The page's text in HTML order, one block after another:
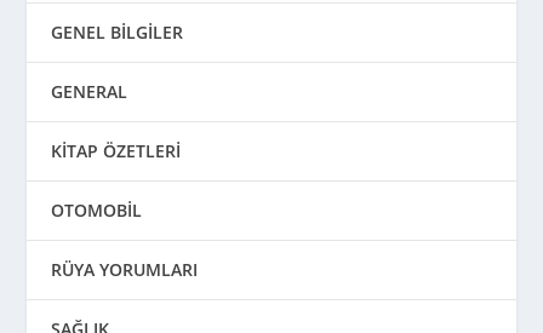
GENEL BİLGİLER
GENERAL
KİTAP ÖZETLERİ
OTOMOBİL
RÜYA YORUMLARI
SAĞLIK